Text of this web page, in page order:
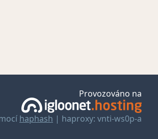
Provozováno na
haphash | haproxy: vnti-ws0p-a